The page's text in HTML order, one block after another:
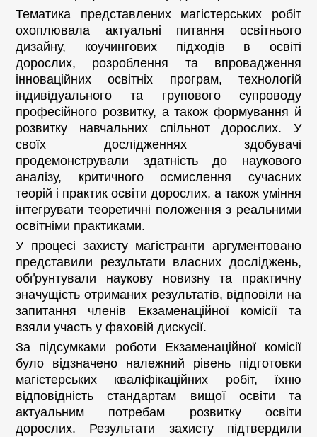
Тематика представлених магістерських робіт
охоплювала актуальні питання освітнього
дизайну, коучингових підходів в освіті
дорослих, розроблення та впровадження
інноваційних освітніх програм, технологій
індивідуального та групового супроводу
професійного розвитку, а також формування й
розвитку навчальних спільнот дорослих. У
своїх дослідженнях здобувачі
продемонстрували здатність до наукового
аналізу, критичного осмислення сучасних
теорій і практик освіти дорослих, а також уміння
інтегрувати теоретичні положення з реальними
освітніми практиками.
У процесі захисту магістранти аргументовано
представили результати власних досліджень,
обґрунтували наукову новизну та практичну
значущість отриманих результатів, відповіли на
запитання членів Екзаменаційної комісії та
взяли участь у фаховій дискусії.
За підсумками роботи Екзаменаційної комісії
було відзначено належний рівень підготовки
магістерських кваліфікаційних робіт, їхню
відповідність стандартам вищої освіти та
актуальним потребам розвитку освіти
дорослих. Результати захисту підтвердили